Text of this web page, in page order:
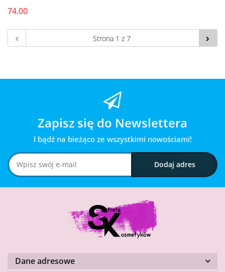
74.00
Zapisz się do Newslettera
I bądź na bieżąco ze wszystkimi nowościami!
Dane adresowe